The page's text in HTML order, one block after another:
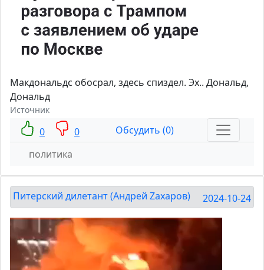
Макдональдс обосрал, здесь спиздел. Эх.. Дональд,
Дональд
Источник
0 0
Обсудить (0)
политика
Питерский дилетант (Андрей Zахаров) 2024-10-24